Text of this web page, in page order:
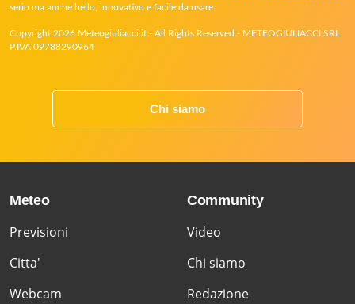
serio ma anche bello, innovativo e facile da usare.
Copyright 2026 Meteogiuliacci.it - All Rights Reserved - METEOGIULIACCI SRL
P.IVA 09788290964
Chi siamo
Meteo
Previsioni
Citta'
Webcam
Community
Video
Chi siamo
Redazione